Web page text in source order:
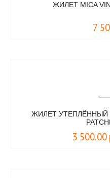
ЖИЛЕТ MICA
7
ЖИЛЕТ УТЕПЛЁННЫЙ
3 500.00